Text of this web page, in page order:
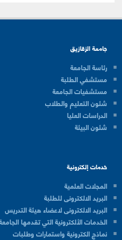
جامعة الزقازيق
رئاسة الجامعة
مستشفي الطلبة
مستشفيات الجامعة
شئون التعليم والطلاب
الدراسات العليا
شئون البيئة
خدمات إلكترونية
المجلات العلمية
البريد الالكترونى للطلبة
البريد الالكترونى لاعضاء هيئة التدريس
الخدمات الألكترونية التي تقدمها
نماذج الكترونية واستمارات وطلبات